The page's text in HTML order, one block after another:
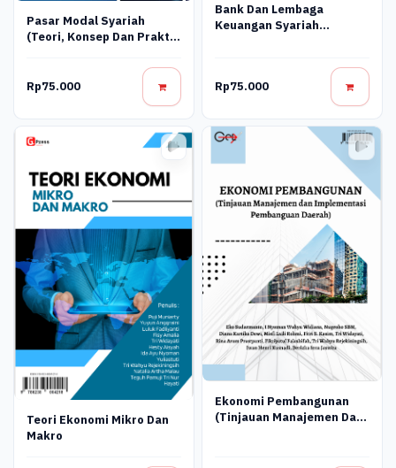
Pasar Modal Syariah
(Teori, Konsep Dan Praktik
Rp75.000
Bank Dan Lembaga
Keuangan Syariah
Rp75.000
Teori Ekonomi Mikro Dan
Makro
Ekonomi Pembangunan
(Tinjauan Manajemen Dan